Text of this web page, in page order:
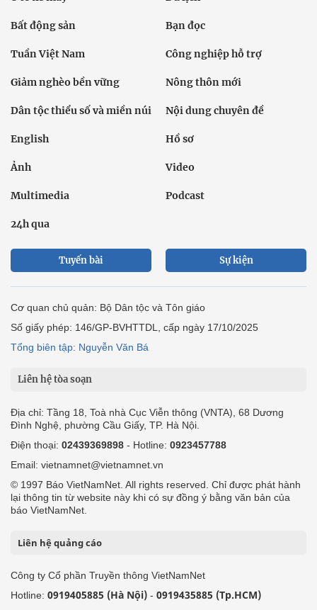
Bất động sản Bạn đọc
Tuần Việt Nam Công nghiệp hỗ trợ
Giảm nghèo bền vững Nông thôn mới
Dân tộc thiểu số và miền núi Nội dung chuyên đề
English Hồ sơ
Ảnh Video
Multimedia Podcast
24h qua
Tuyến bài Sự kiện
Cơ quan chủ quản: Bộ Dân tộc và Tôn giáo
Số giấy phép: 146/GP-BVHTTDL, cấp ngày 17/10/2025
Tổng biên tập: Nguyễn Văn Bá
Liên hệ tòa soạn
Địa chỉ: Tầng 18, Toà nhà Cục Viễn thông (VNTA), 68 Dương
Đình Nghệ, phường Cầu Giấy, TP. Hà Nội.
Điện thoại: 02439369898 - Hotline: 0923457788
Email: vietnamnet@vietnamnet.vn
© 1997 Báo VietNamNet. All rights reserved. Chỉ được phát hành
lại thông tin từ website này khi có sự đồng ý bằng văn bản của
báo VietNamNet.
Liên hệ quảng cáo
Công ty Cổ phần Truyền thông VietNamNet
Hotline: 0919405885 (Hà Nội) - 0919435885 (Tp.HCM)